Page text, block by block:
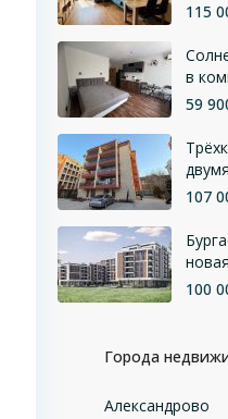
115
в
59
107
100
Города
Александрово